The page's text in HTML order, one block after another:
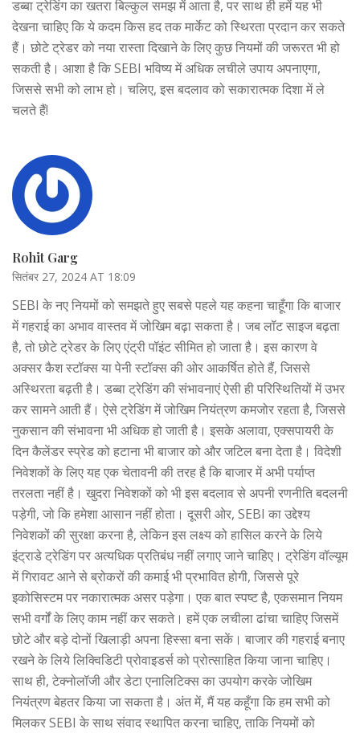
डब्बा ट्रेडिंग का खतरा बिल्कुल समझ में आता है, पर साथ ही हमें यह भी
देखना चाहिए कि ये कदम किस हद तक मार्केट को स्थिरता प्रदान कर सकते
हैं। छोटे ट्रेडर को नया रास्ता दिखाने के लिए कुछ नियमों की जरूरत भी हो
सकती है। आशा है कि SEBI भविष्य में अधिक लचीले उपाय अपनाएगा,
जिससे सभी को लाभ हो। चलिए, इस बदलाव को सकारात्मक दिशा में ले
चलते हैं!
Rohit Garg
सितंबर 27, 2024 AT 18:09
SEBI के नए नियमों को समझते हुए सबसे पहले यह कहना चाहूँगा कि बाजार
में गहराई का अभाव वास्तव में जोखिम बढ़ा सकता है। जब लॉट साइज बढ़ता
है, तो छोटे ट्रेडर के लिए एंट्री पॉइंट सीमित हो जाता है। इस कारण वे
अक्सर कैश स्टॉक्स या पेनी स्टॉक्स की ओर आकर्षित होते हैं, जिससे
अस्थिरता बढ़ती है। डब्बा ट्रेडिंग की संभावनाएं ऐसी ही परिस्थितियों में उभर
कर सामने आती हैं। ऐसे ट्रेडिंग में जोखिम नियंत्रण कमजोर रहता है, जिससे
नुकसान की संभावना भी अधिक हो जाती है। इसके अलावा, एक्सपायरी के
दिन कैलेंडर स्प्रेड को हटाना भी बाजार को और जटिल बना देता है। विदेशी
निवेशकों के लिए यह एक चेतावनी की तरह है कि बाजार में अभी पर्याप्त
तरलता नहीं है। खुदरा निवेशकों को भी इस बदलाव से अपनी रणनीति बदलनी
पड़ेगी, जो कि हमेशा आसान नहीं होता। दूसरी ओर, SEBI का उद्देश्य
निवेशकों की सुरक्षा करना है, लेकिन इस लक्ष्य को हासिल करने के लिये
इंट्राडे ट्रेडिंग पर अत्यधिक प्रतिबंध नहीं लगाए जाने चाहिए। ट्रेडिंग वॉल्यूम
में गिरावट आने से ब्रोकरों की कमाई भी प्रभावित होगी, जिससे पूरे
इकोसिस्टम पर नकारात्मक असर पड़ेगा। एक बात स्पष्ट है, एकसमान नियम
सभी वर्गों के लिए काम नहीं कर सकते। हमें एक लचीला ढांचा चाहिए जिसमें
छोटे और बड़े दोनों खिलाड़ी अपना हिस्सा बना सकें। बाजार की गहराई बनाए
रखने के लिये लिक्विडिटी प्रोवाइडर्स को प्रोत्साहित किया जाना चाहिए।
साथ ही, टेक्नोलॉजी और डेटा एनालिटिक्स का उपयोग करके जोखिम
नियंत्रण बेहतर किया जा सकता है। अंत में, मैं यह कहूँगा कि हम सभी को
मिलकर SEBI के साथ संवाद स्थापित करना चाहिए, ताकि नियमों को